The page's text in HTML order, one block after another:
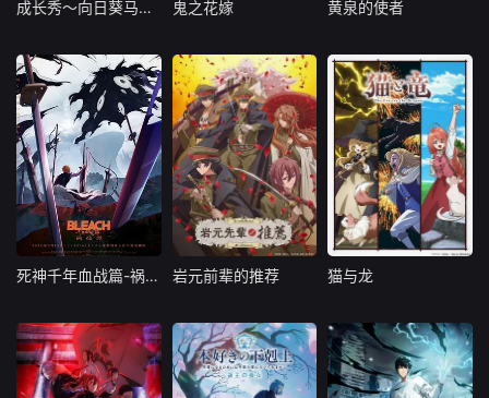
成长秀～向日葵马戏团～ 成长秀～向日葵马戏团～ 鬼之花嫁
鬼之花嫁 黄泉的使者
黄泉的使者
死神千年血战篇-祸进谭- 死神千年血战篇-祸进谭- 岩元前辈的推荐
岩元前辈的推荐 猫与龙
猫与龙